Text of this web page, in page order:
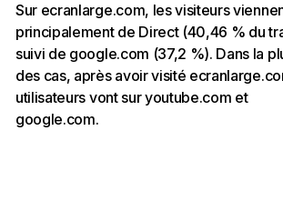
Sur ecranlarge.com, les visiteurs
principalement de Direct (40,46 % du
suivi de google.com (37,2 %). Dans la
des cas, après avoir visité
utilisateurs vont sur youtube.com et
google.com.